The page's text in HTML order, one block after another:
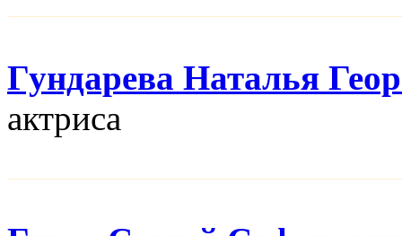
Гундарева Наталья
актриса